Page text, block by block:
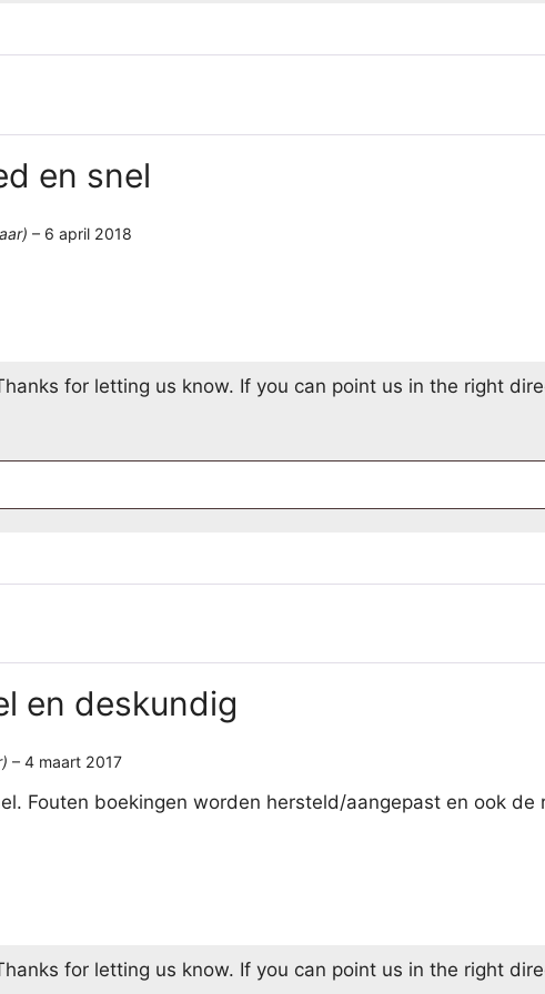
en snel
– 6 april 2018
for letting us know. If you can point us in the right
en deskundig
– 4 maart 2017
Fouten boekingen worden hersteld/aangepast en ook
for letting us know. If you can point us in the right